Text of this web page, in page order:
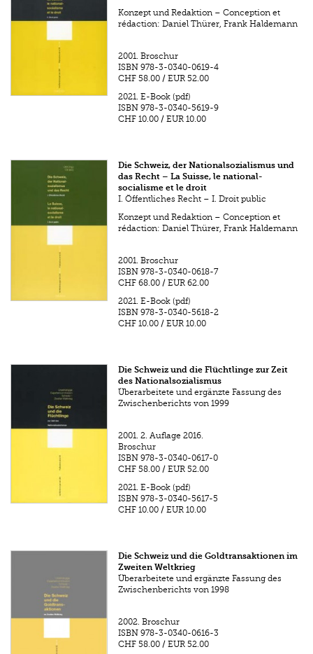
Konzept und Redaktion – Conception et
rédaction: Daniel Thürer, Frank Haldemann
2001. Broschur
ISBN 978-3-0340-0619-4
CHF 58.00 /EUR 52.00
2021. E-Book (pdf)
ISBN 978-3-0340-5619-9
CHF 10.00 /EUR 10.00
Die Schweiz, der Nationalsozialismus und
das Recht – La Suisse, le national-
socialisme et le droit
I. Öffentliches Recht – I. Droit public
Konzept und Redaktion – Conception et
rédaction: Daniel Thürer, Frank Haldemann
2001. Broschur
ISBN 978-3-0340-0618-7
CHF 68.00 /EUR 62.00
2021. E-Book (pdf)
ISBN 978-3-0340-5618-2
CHF 10.00 /EUR 10.00
Die Schweiz und die Flüchtlinge zur Zeit
des Nationalsozialismus
Überarbeitete und ergänzte Fassung des
Zwischenberichts von 1999
2001. 2. Auflage 2016.
Broschur
ISBN 978-3-0340-0617-0
CHF 58.00 /EUR 52.00
2021. E-Book (pdf)
ISBN 978-3-0340-5617-5
CHF 10.00 /EUR 10.00
Die Schweiz und die Goldtransaktionen im
Zweiten Weltkrieg
Überarbeitete und ergänzte Fassung des
Zwischenberichts von 1998
2002. Broschur
ISBN 978-3-0340-0616-3
CHF 58.00 /EUR 52.00